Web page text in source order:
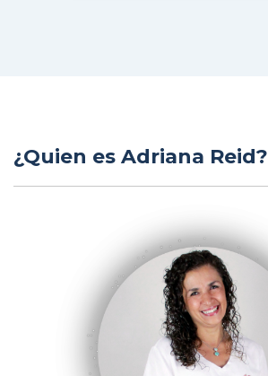
¿Quien es Adriana Reid?